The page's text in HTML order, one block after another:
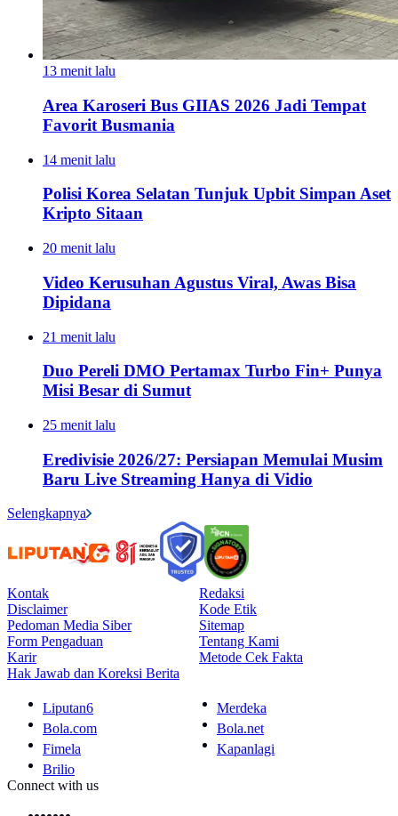
13 menit lalu
Area Karoseri Bus GIIAS 2026 Jadi Tempat
Favorit Busmania
14 menit lalu
Polisi Korea Selatan Tunjuk Upbit Simpan Aset
Kripto Sitaan
20 menit lalu
Video Kerusuhan Agustus Viral, Awas Bisa
Dipidana
21 menit lalu
Duo Pereli DMO Pertamax Turbo Fin+ Punya
Misi Besar di Sumut
25 menit lalu
Eredivisie 2026/27: Persiapan Memulai Musim
Baru Live Streaming Hanya di Vidio
Selengkapnya
Kontak
Redaksi
Disclaimer
Kode Etik
Pedoman Media Siber
Sitemap
Form Pengaduan
Tentang Kami
Karir
Metode Cek Fakta
Hak Jawab dan Koreksi Berita
Liputan6
Merdeka
Bola.com
Bola.net
Fimela
Kapanlagi
Brilio
Connect with us